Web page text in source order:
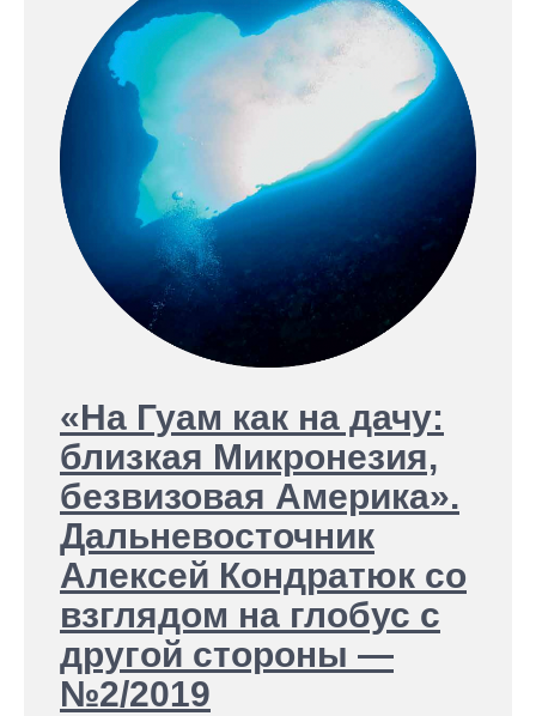
«На Гуам как на дачу:
близкая Микронезия,
безвизовая Америка».
Дальневосточник
Алексей Кондратюк со
взглядом на глобус с
другой стороны —
№2/2019